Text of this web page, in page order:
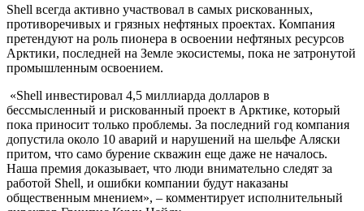
Shell всегда активно участвовал в самых рискованных,
противоречивых и грязных нефтяных проектах. Компания
претендуют на роль пионера в освоении нефтяных ресурсов
Арктики, последней на Земле экосистемы, пока не затронутой
промышленным освоением.
«Shell инвестировал 4,5 миллиарда долларов в
бессмысленный и рискованный проект в Арктике, который
пока приносит только проблемы. За последний год компания
допустила около 10 аварий и нарушений на шельфе Аляски
притом, что само бурение скважин еще даже не началось.
Наша премия доказывает, что люди внимательно следят за
работой Shell, и ошибки компании будут наказаны
общественным мнением», – комментирует исполнительный